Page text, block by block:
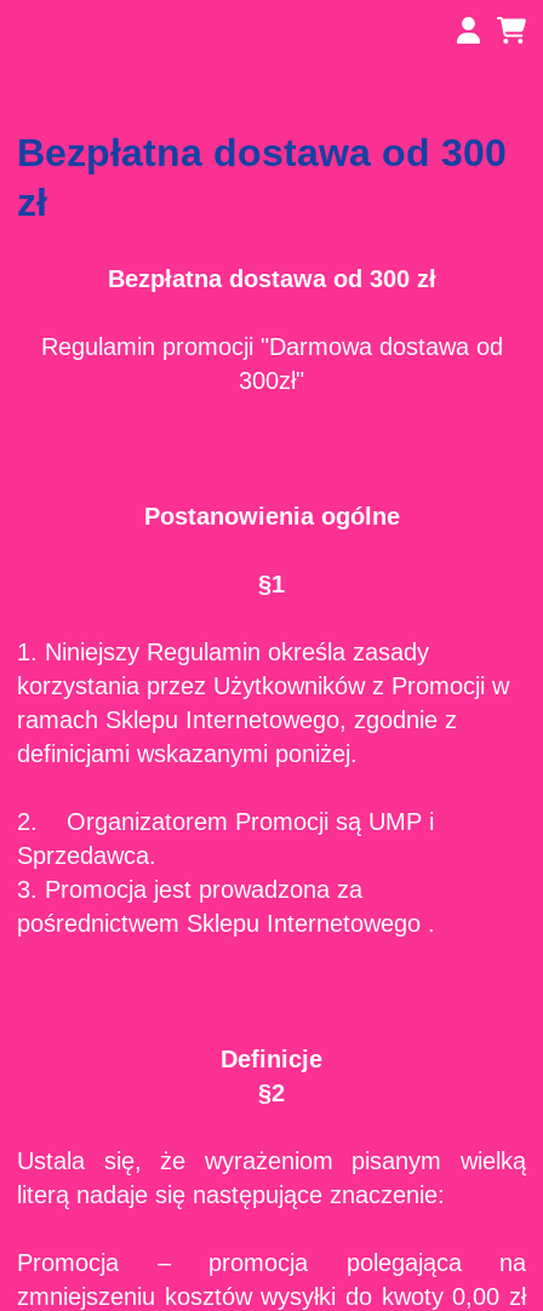
Bezpłatna dostawa od 300
zł
Bezpłatna dostawa od 300 zł
Regulamin promocji "Darmowa dostawa od
300zł"
Postanowienia ogólne
§1
1. Niniejszy Regulamin określa zasady
korzystania przez Użytkowników z Promocji w
ramach Sklepu Internetowego, zgodnie z
definicjami wskazanymi poniżej.
2. Organizatorem Promocji są UMP i
Sprzedawca.
3. Promocja jest prowadzona za
pośrednictwem Sklepu Internetowego .
Definicje
§2
Ustala się, że wyrażeniom pisanym wielką
literą nadaje się następujące znaczenie:
Promocja – promocja polegająca na
zmniejszeniu kosztów wysyłki do kwoty 0,00 zł